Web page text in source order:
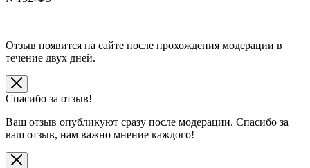
Отзыв появится на сайте после прохождения модерации в
течение двух дней.
Спасибо за отзыв!
Ваш отзыв опубликуют сразу после модерации. Спасибо за
ваш отзыв, нам важно мнение каждого!